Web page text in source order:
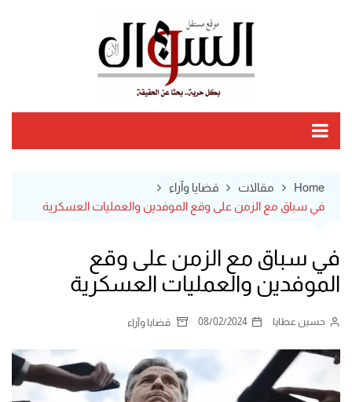
Home مقالات
قضايا وآراء
في سباق مع الزمن على وقع الموفدين والعمليات العسكرية
في سباق مع الزمن على وقع
الموفدين والعمليات العسكرية
حسين عطايا 08/02/2024 قضايا وآراء